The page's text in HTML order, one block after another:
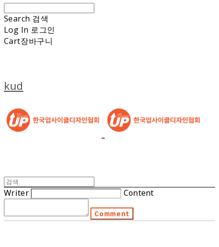
Search 검색
Log In 로그인
Cart장바구니
kud
Writer Content
Comment